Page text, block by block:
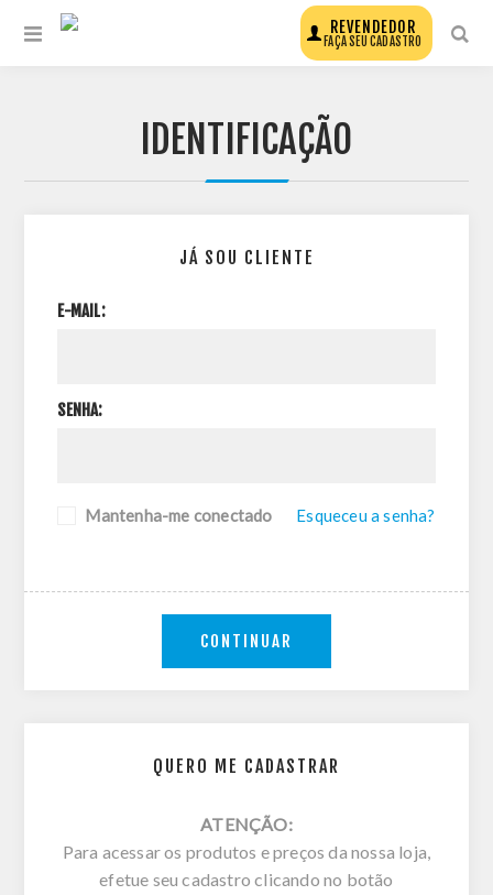
REVENDEDOR
FAÇA SEU CADASTRO
IDENTIFICAÇÃO
QUERO ME CADASTRAR
ATENÇÃO:
Para acessar os produtos e preços da nossa loja,
efetue seu cadastro clicando no botão
JÁ SOU CLIENTE
E-MAIL:
SENHA:
Mantenha-me conectado Esqueceu a senha?
CONTINUAR